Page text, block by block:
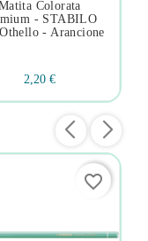
Colorata
- STABILO
- Arancione
2,20 €
favorite_border